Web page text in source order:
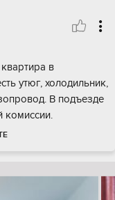
в
утюг, холодильник,
В подъезде
комиссии.